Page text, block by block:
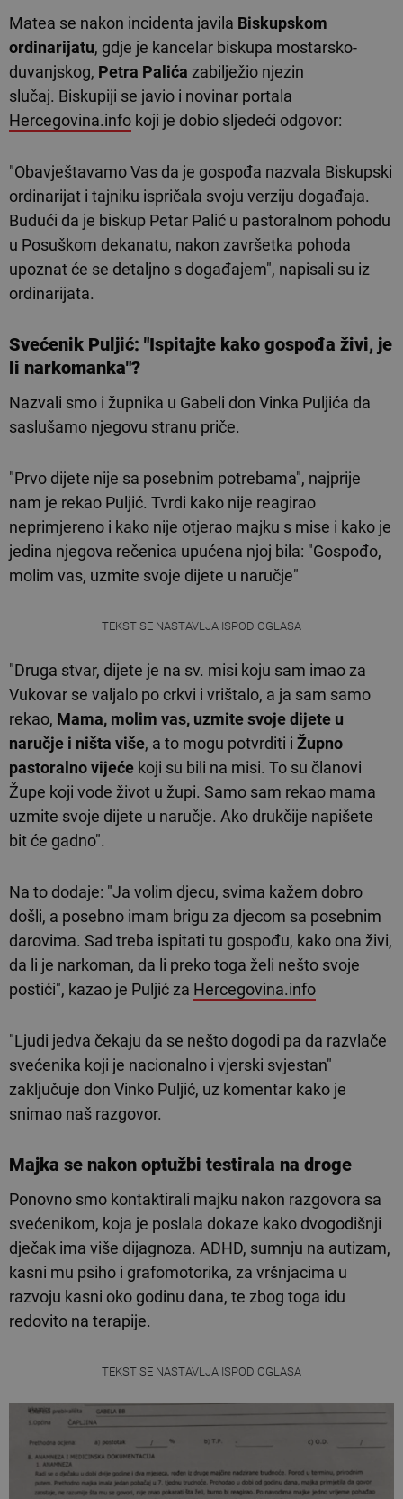
Matea se nakon incidenta javila Biskupskom
ordinarijatu, gdje je kancelar biskupa mostarsko-
duvanjskog, Petra Palića zabilježio njezin
slučaj. Biskupiji se javio i novinar portala
Hercegovina.info koji je dobio sljedeći odgovor:
"Obavještavamo Vas da je gospođa nazvala Biskupski
ordinarijat i tajniku ispričala svoju verziju događaja.
Budući da je biskup Petar Palić u pastoralnom pohodu
u Posuškom dekanatu, nakon završetka pohoda
upoznat će se detaljno s događajem", napisali su iz
ordinarijata.
Svećenik Puljić: "Ispitajte kako gospođa živi, je
li narkomanka"?
Nazvali smo i župnika u Gabeli don Vinka Puljića da
saslušamo njegovu stranu priče.
"Prvo dijete nije sa posebnim potrebama", najprije
nam je rekao Puljić. Tvrdi kako nije reagirao
neprimjereno i kako nije otjerao majku s mise i kako je
jedina njegova rečenica upućena njoj bila: "Gospođo,
molim vas, uzmite svoje dijete u naručje"
TEKST SE NASTAVLJA ISPOD OGLASA
"Druga stvar, dijete je na sv. misi koju sam imao za
Vukovar se valjalo po crkvi i vrištalo, a ja sam samo
rekao, Mama, molim vas, uzmite svoje dijete u
naručje i ništa više, a to mogu potvrditi i Župno
pastoralno vijeće koji su bili na misi. To su članovi
Župe koji vode život u župi. Samo sam rekao mama
uzmite svoje dijete u naručje. Ako drukčije napišete
bit će gadno".
Na to dodaje: "Ja volim djecu, svima kažem dobro
došli, a posebno imam brigu za djecom sa posebnim
darovima. Sad treba ispitati tu gospođu, kako ona živi,
da li je narkoman, da li preko toga želi nešto svoje
postići", kazao je Puljić za Hercegovina.info
"Ljudi jedva čekaju da se nešto dogodi pa da razvlače
svećenika koji je nacionalno i vjerski svjestan"
zaključuje don Vinko Puljić, uz komentar kako je
snimao naš razgovor.
Majka se nakon optužbi testirala na droge
Ponovno smo kontaktirali majku nakon razgovora sa
svećenikom, koja je poslala dokaze kako dvogodišnji
dječak ima više dijagnoza. ADHD, sumnju na autizam,
kasni mu psiho i grafomotorika, za vršnjacima u
razvoju kasni oko godinu dana, te zbog toga idu
redovito na terapije.
TEKST SE NASTAVLJA ISPOD OGLASA